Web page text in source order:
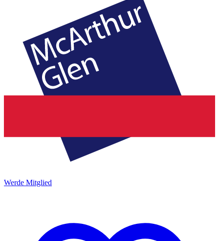
Werde Mitglied